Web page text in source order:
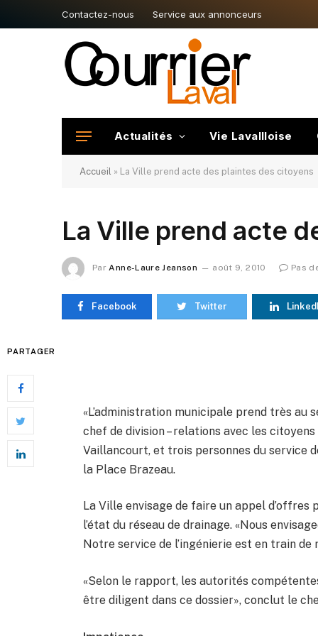
Contactez-nous Service aux annonceurs
Actualités Vie Lavallloise
Accueil » La Ville prend acte des plaintes des citoyens
La Ville prend acte
Par Anne-Laure Jeanson août 9, 2010 Pas
Facebook Twitter
PARTAGER
«L’administration municipale prend très
chef de division – relations avec les
Vaillancourt, et trois personnes du service
la Place Brazeau.
La Ville envisage de faire un appel
l’état du réseau de drainage. «Nous
Notre service de l’ingénierie est en train
«Selon le rapport, les autorités
être diligent dans ce dossier», conclut le